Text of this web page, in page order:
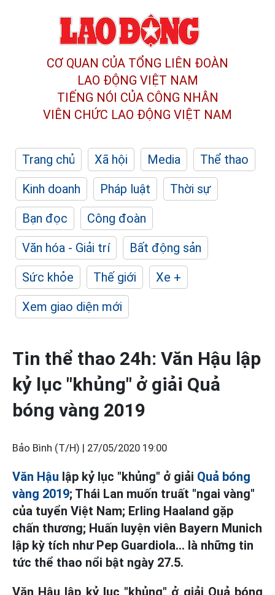
CƠ QUAN CỦA TỔNG LIÊN ĐOÀN
LAO ĐỘNG VIỆT NAM
TIẾNG NÓI CỦA CÔNG NHÂN
VIÊN CHỨC LAO ĐỘNG VIỆT NAM
Trang chủ Xã hội Media
Thể thao
Kinh doanh
Pháp luật
Thời sự
Bạn đọc
Công đoàn
Văn hóa - Giải trí
Bất động sản
Sức khỏe
Thế giới
Xe +
Xem giao diện mới
Tin thể thao 24h: Văn Hậu lập
kỷ lục "khủng" ở giải Quả
bóng vàng 2019
Bảo Bình (T/H) | 27/05/2020 19:00
Văn Hậu lập kỷ lục "khủng" ở giải Quả bóng
vàng 2019; Thái Lan muốn truất "ngai vàng"
của tuyển Việt Nam; Erling Haaland gặp
chấn thương; Huấn luyện viên Bayern Munich
lập kỳ tích như Pep Guardiola... là những tin
tức thể thao nổi bật ngày 27.5.
Văn Hậu lập kỷ lục "khủng" ở giải Quả bóng